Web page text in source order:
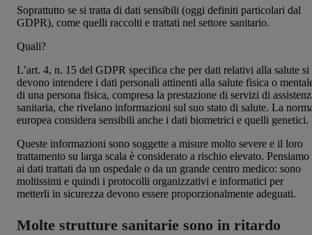
Soprattutto se si tratta di dati sensibili (oggi definiti particolari dal
GDPR), come quelli raccolti e trattati nel settore sanitario.
Quali?
L’art. 4, n. 15 del GDPR specifica che per dati relativi alla salute si
devono intendere i dati personali attinenti alla salute fisica o
di una persona fisica, compresa la prestazione di servizi di
sanitaria, che rivelano informazioni sul suo stato di salute. La
europea considera sensibili anche i dati biometrici e quelli genetici.
Queste informazioni sono soggette a misure molto severe e il loro
trattamento su larga scala è considerato a rischio elevato. Pensiamo
ai dati trattati da un ospedale o da un grande centro medico: sono
moltissimi e quindi i protocolli organizzativi e informatici per
metterli in sicurezza devono essere proporzionalmente adeguati.
Molte strutture sanitarie sono in ritardo